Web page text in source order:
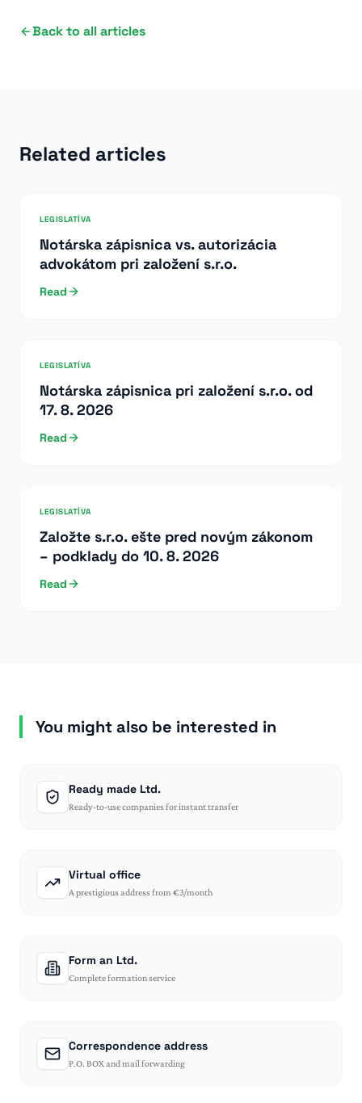
Back to all articles
Related articles
LEGISLATÍVA
Notárska zápisnica vs. autorizácia
advokátom pri založení s.r.o.
Read
LEGISLATÍVA
Notárska zápisnica pri založení s.r.o. od
17. 8. 2026
Read
LEGISLATÍVA
Založte s.r.o. ešte pred novým zákonom
– podklady do 10. 8. 2026
Read
You might also be interested in
Ready made Ltd.
Ready-to-use companies for instant transfer
Virtual office
A prestigious address from €3/month
Form an Ltd.
Complete formation service
Correspondence address
P.O. BOX and mail forwarding